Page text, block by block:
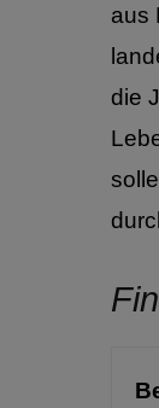
aus
die